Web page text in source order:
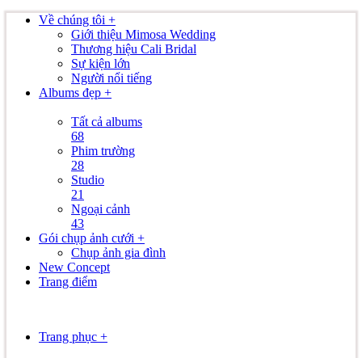
Về chúng tôi +
Giới thiệu Mimosa Wedding
Thương hiệu Cali Bridal
Sự kiện lớn
Người nổi tiếng
Albums đẹp +
Tất cả albums
68
Phim trường
28
Studio
21
Ngoại cảnh
43
Gói chụp ảnh cưới +
Chụp ảnh gia đình
New Concept
Trang điểm
Trang phục +